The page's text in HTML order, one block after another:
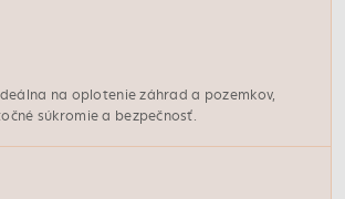
na oplotenie záhrad a pozemkov,
súkromie a bezpečnosť.